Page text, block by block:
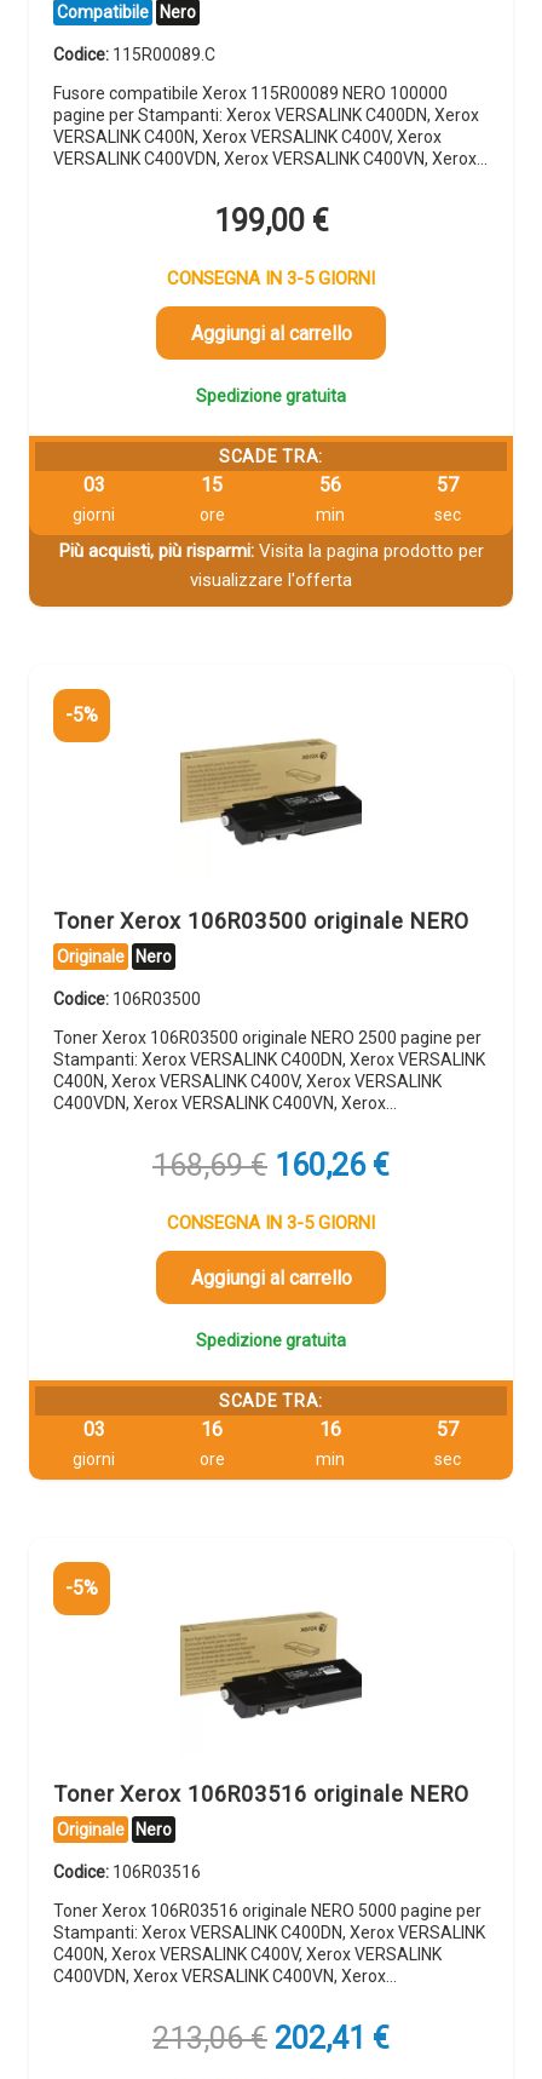
Compatibile Nero
Codice: 115R00089.C
Fusore compatibile Xerox 115R00089 NERO 100000
pagine per Stampanti: Xerox VERSALINK C400DN, Xerox
VERSALINK C400N, Xerox VERSALINK C400V, Xerox
VERSALINK C400VDN, Xerox VERSALINK C400VN, Xerox…
199,00 €
CONSEGNA IN 3-5 GIORNI
Aggiungi al carrello
Spedizione gratuita
SCADE TRA:
03
giorni
15
ore
56
min
56
sec
Più acquisti, più risparmi:Visita la pagina prodotto per
visualizzare l'offerta
-5%
Toner Xerox 106R03500 originale NERO
Originale Nero
Codice: 106R03500
Toner Xerox 106R03500 originale NERO 2500 pagine per
Stampanti: Xerox VERSALINK C400DN, Xerox VERSALINK
C400N, Xerox VERSALINK C400V, Xerox VERSALINK
C400VDN, Xerox VERSALINK C400VN, Xerox…
168,69€ Il
originale
era:
168,69 €.
160,26 €Il
CONSEGNA IN 3-5 GIORNI
Aggiungi al carrello
Spedizione gratuita
SCADE TRA:
03
giorni
16
ore
16
min
56
sec
-5%
Toner Xerox 106R03516 originale NERO
Originale Nero
Codice: 106R03516
Toner Xerox 106R03516 originale NERO 5000 pagine per
Stampanti: Xerox VERSALINK C400DN, Xerox VERSALINK
C400N, Xerox VERSALINK C400V, Xerox VERSALINK
C400VDN, Xerox VERSALINK C400VN, Xerox…
213,06€ Il
202,41 €Il